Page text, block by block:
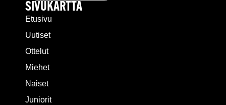
SIVUKARTTA
Etusivu
Uutiset
Ottelut
Miehet
Naiset
Juniorit